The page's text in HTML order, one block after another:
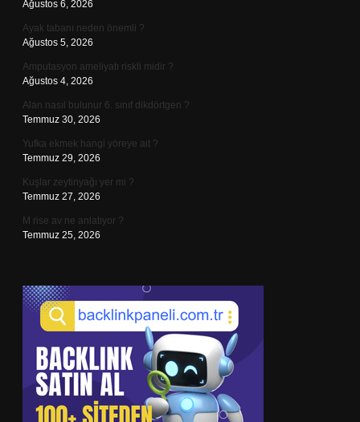
Ağustos 6, 2026
Ayak tabanı neden önemli ?
Ağustos 5, 2026
Amputasyon ameliyatı riskli midir ?
Ağustos 4, 2026
Alan nasıl bulunur 6. sınıf dikdörtgen ?
Temmuz 30, 2026
Yufka ekmek hangi yöreye ait ?
Temmuz 29, 2026
Kuşlar zeytinyağı yer mi ?
Temmuz 27, 2026
M rise av ne anlatıyor ?
Temmuz 25, 2026